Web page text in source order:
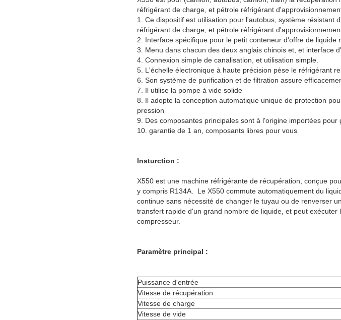
réfrigérant de charge, et pétrole réfrigérant
1. Ce dispositif est utilisation pour l'autobus, système résistant
réfrigérant de charge, et pétrole réfrigérant
2. Interface spécifique pour le petit conteneur d'offre de liquide
3. Menu dans chacun des deux anglais chinois et, et interface
4. Connexion simple de canalisation, et utilisation simple.
5. L'échelle électronique à haute précision pèse le réfrigérant
6. Son système de purification et de filtration assure
7. Il utilise la pompe à vide solide
8. Il adopte la conception automatique unique de protection
pression
9. Des composantes principales sont à l'origine importées
10. garantie de 1 an, composants libres pour vous
Insturction :
X550 est une machine réfrigérante de récupération, conçue
y compris R134A. Le X550 commute automatiquement du
continue sans nécessité de changer le tuyau ou de renverser
transfert rapide d'un grand nombre de liquide, et peut
compresseur.
Paramètre principal :
Puissance d'entrée
Vitesse de récupération
Vitesse de charge
Vitesse de vide